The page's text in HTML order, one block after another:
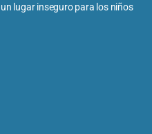
un lugar inseguro para los niños